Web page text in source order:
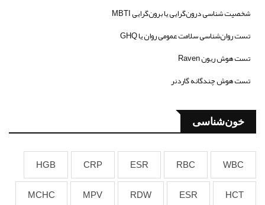
شخصیت شناسی درون‌گرایی یا برون‌گرایی MBTI
تست روان‌شناسی سلامت عمومی روان یا GHQ
تست هوش ریون Raven
تست هوش چندگانه گاردنر
خون‌شناسی
WBC
RBC
ESR
CRP
HGB
HCT
ESR
RDW
MPV
MCHC